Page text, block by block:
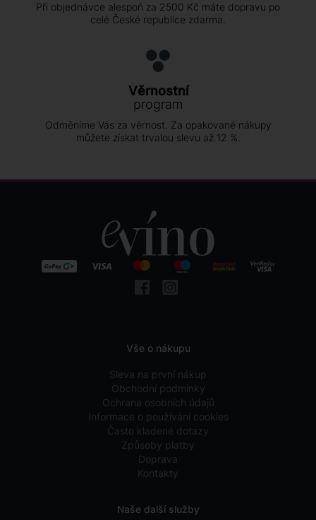
Při objednávce alespoň za 2500 Kč máte dopravu po
celé České republice zdarma.
Věrnostní
program
Odměníme Vás za věrnost. Za opakované nákupy
můžete získat trvalou slevu až 12 %.
Vše o nákupu
Sleva na první nákup
Obchodní podmínky
Ochrana osobních údajů
Informace o používání cookies
Často kladené dotazy
Způsoby platby
Doprava
Kontakty
Naše další služby